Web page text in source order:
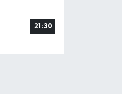
21:30